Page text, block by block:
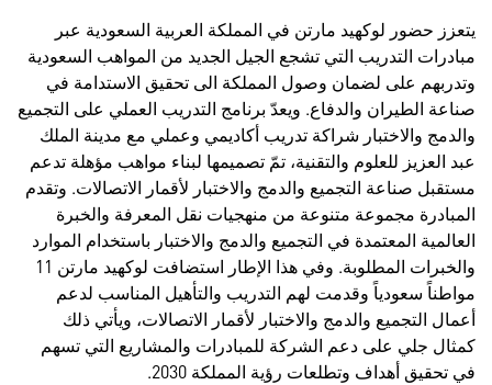
يتعزز حضور لوكهيد مارتن في المملكة العربية السعودية عبر
مبادرات التدريب التي تشجع الجيل الجديد من المواهب السعودية
وتدربهم على لضمان وصول المملكة الى تحقيق الاستدامة في
صناعة الطيران والدفاع. ويعدّ برنامج التدريب العملي على التجميع
والدمج والاختبار شراكة تدريب أكاديمي وعملي مع مدينة الملك
عبد العزيز للعلوم والتقنية، تمّ تصميمها لبناء مواهب مؤهلة تدعم
مستقبل صناعة التجميع والدمج والاختبار لأقمار الاتصالات. وتقدم
المبادرة مجموعة متنوعة من منهجيات نقل المعرفة والخبرة
العالمية المعتمدة في التجميع والدمج والاختبار باستخدام الموارد
والخبرات المطلوبة. وفي هذا الإطار استضافت لوكهيد مارتن 11
مواطناً سعودياً وقدمت لهم التدريب والتأهيل المناسب لدعم
أعمال التجميع والدمج والاختبار لأقمار الاتصالات، ويأتي ذلك
كمثال جلي على دعم الشركة للمبادرات والمشاريع التي تسهم
في تحقيق أهداف وتطلعات رؤية المملكة 2030.